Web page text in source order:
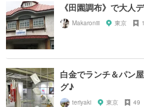
《田園調布》で大人
Makaroniii 東京
白金でランチ＆パン
グ♪
teriyaki 東京 49